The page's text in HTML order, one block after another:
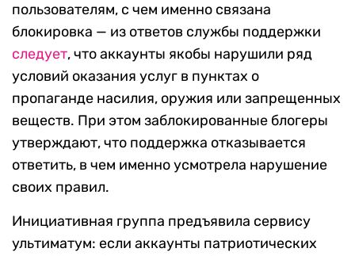
пользователям, с чем именно связана
блокировка — из ответов службы поддержки
следует, что аккаунты якобы нарушили ряд
условий оказания услуг в пунктах о
пропаганде насилия, оружия или запрещенных
веществ. При этом заблокированные блогеры
утверждают, что поддержка отказывается
ответить, в чем именно усмотрела нарушение
своих правил.
Инициативная группа предъявила сервису
ультиматум: если аккаунты патриотических